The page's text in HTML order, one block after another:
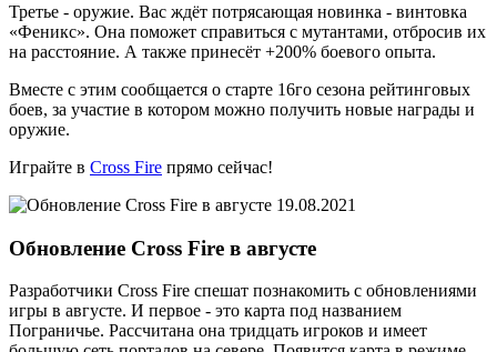
Третье - оружие. Вас ждёт потрясающая новинка - винтовка
«Феникс». Она поможет справиться с мутантами, отбросив их
на расстояние. А также принесёт +200% боевого опыта.
Вместе с этим сообщается о старте 16го сезона рейтинговых
боев, за участие в котором можно получить новые награды и
оружие.
Играйте в Cross Fire прямо сейчас!
19.08.2021
Обновление Cross Fire в августе
Разработчики Cross Fire спешат познакомить с обновлениями
игры в августе. И первое - это карта под названием
Пограничье. Рассчитана она тридцать игроков и имеет